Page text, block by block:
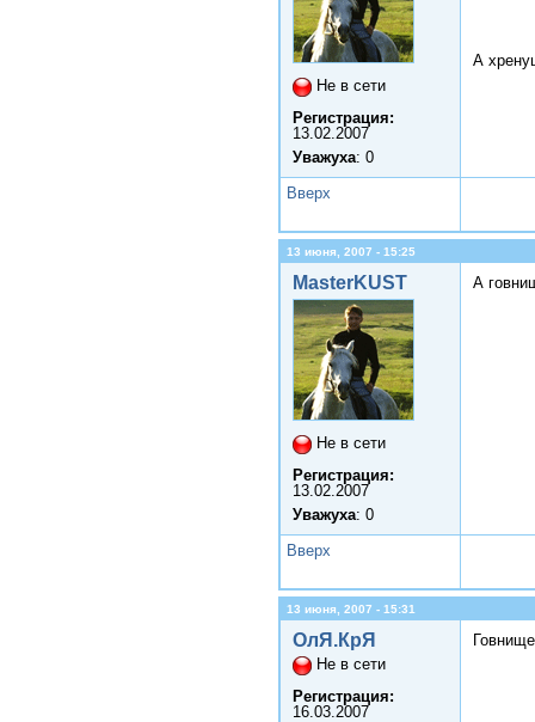
Не в сети
Регистрация:
13.02.2007
Уважуха: 0
А
Вверх
13 июня, 2007 - 15:25
MasterKUST
Не в сети
Регистрация:
13.02.2007
Уважуха: 0
А
Вверх
13 июня, 2007 - 15:31
ОлЯ.КрЯ
Не в сети
Регистрация:
16.03.2007